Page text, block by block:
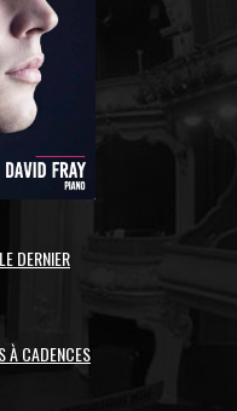
DERNIER
À CADENCES